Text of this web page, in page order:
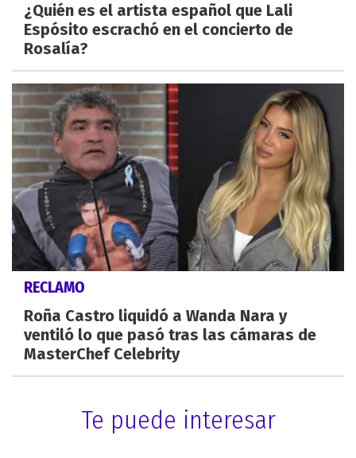
¿Quién es el artista español que Lali
Espósito escrachó en el concierto de
Rosalía?
RECLAMO
Roña Castro liquidó a Wanda Nara y
ventiló lo que pasó tras las cámaras de
MasterChef Celebrity
Te puede interesar